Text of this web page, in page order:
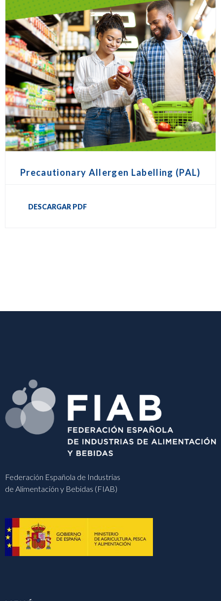
Precautionary Allergen Labelling (PAL)
DESCARGAR PDF
Federación Española de Industrias
de Alimentación y Bebidas (FIAB)